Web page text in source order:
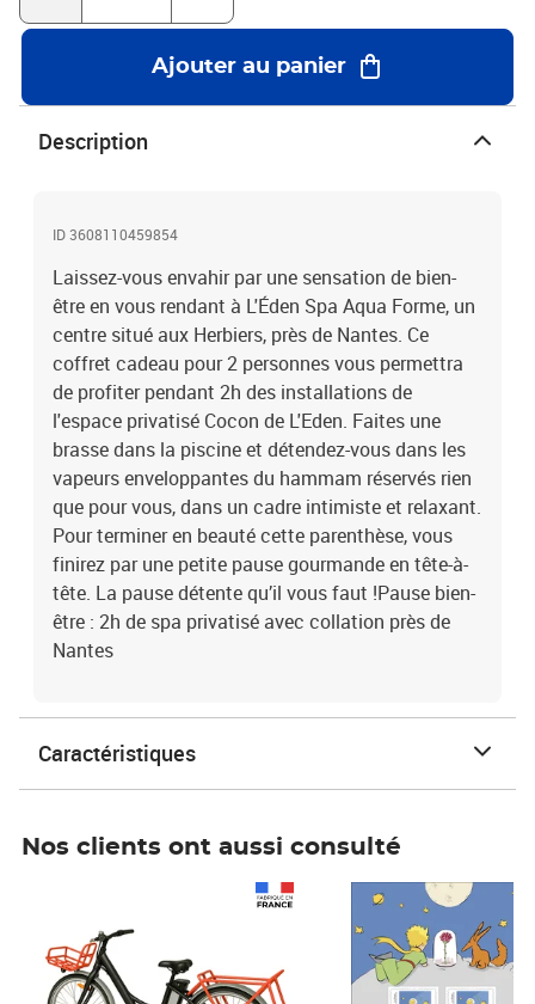
Ajouter au panier
Description
ID 3608110459854
Laissez-vous envahir par une sensation de bien-
être en vous rendant à L'Éden Spa Aqua Forme, un
centre situé aux Herbiers, près de Nantes. Ce
coffret cadeau pour 2 personnes vous permettra
de profiter pendant 2h des installations de
l'espace privatisé Cocon de L'Eden. Faites une
brasse dans la piscine et détendez-vous dans les
vapeurs enveloppantes du hammam réservés rien
que pour vous, dans un cadre intimiste et relaxant.
Pour terminer en beauté cette parenthèse, vous
finirez par une petite pause gourmande en tête-à-
tête. La pause détente qu’il vous faut !Pause bien-
être : 2h de spa privatisé avec collation près de
Nantes
Caractéristiques
Nos clients ont aussi consulté
Prix 7,50€